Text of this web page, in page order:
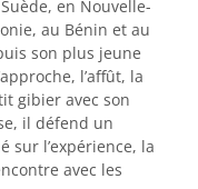
en Nouvelle-
au Bénin et au
son plus jeune
l’affût, la
gibier avec son
il défend un
sur l’expérience, la
avec les